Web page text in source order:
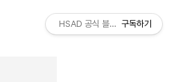
HSAD 공식 블로그 HSADzine
구독하기